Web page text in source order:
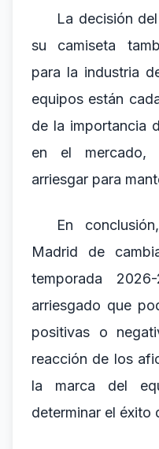
La decisión
su camiseta
para la industria
equipos están
de la importancia
en el mercado,
arriesgar para
En
Madrid de
temporada
arriesgado que
positivas o
reacción de los
la marca del
determinar el éxito